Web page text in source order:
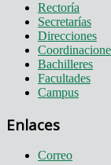
Rectoría
Secretarías
Direcciones
Bachilleres
Facultades
Campus
Enlaces
Correo